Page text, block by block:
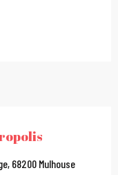
68200 Mulhouse